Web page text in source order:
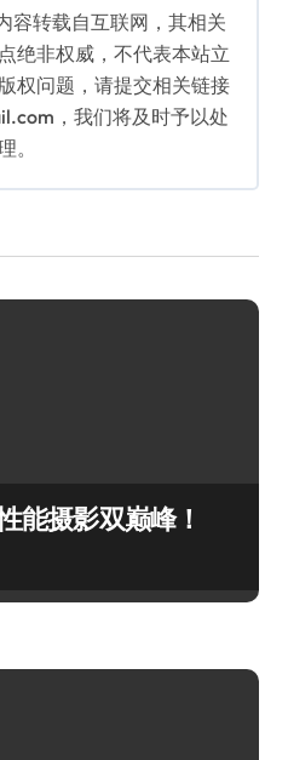
容转载自互联网，其相关
绝非权威，不代表本站立
权问题，请提交相关链接
，我们将及时予以处
。
能摄影双巅峰！